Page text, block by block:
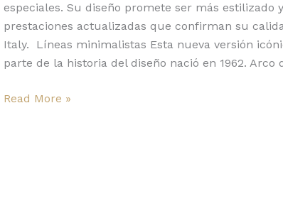
especiales. Su diseño promete ser más estilizado
prestaciones actualizadas que confirman su
Italy. Líneas minimalistas Esta nueva versión
parte de la historia del diseño nació en 1962. Arco
Read More »